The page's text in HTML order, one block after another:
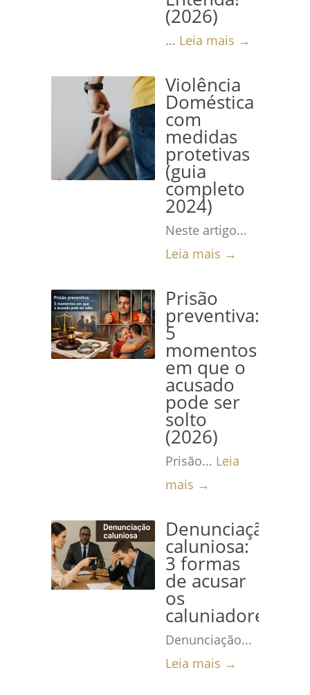
(2026)
... Leia mais →
Violência
Doméstica
com
medidas
protetivas
(guia
completo
2024)
Neste artigo...
Leia mais →
Prisão
preventiva:
5
momentos
em que o
acusado
pode ser
solto
(2026)
Prisão... Leia
mais →
Denunciação
caluniosa:
3 formas
de acusar
os
caluniadores
Denunciação...
Leia mais →